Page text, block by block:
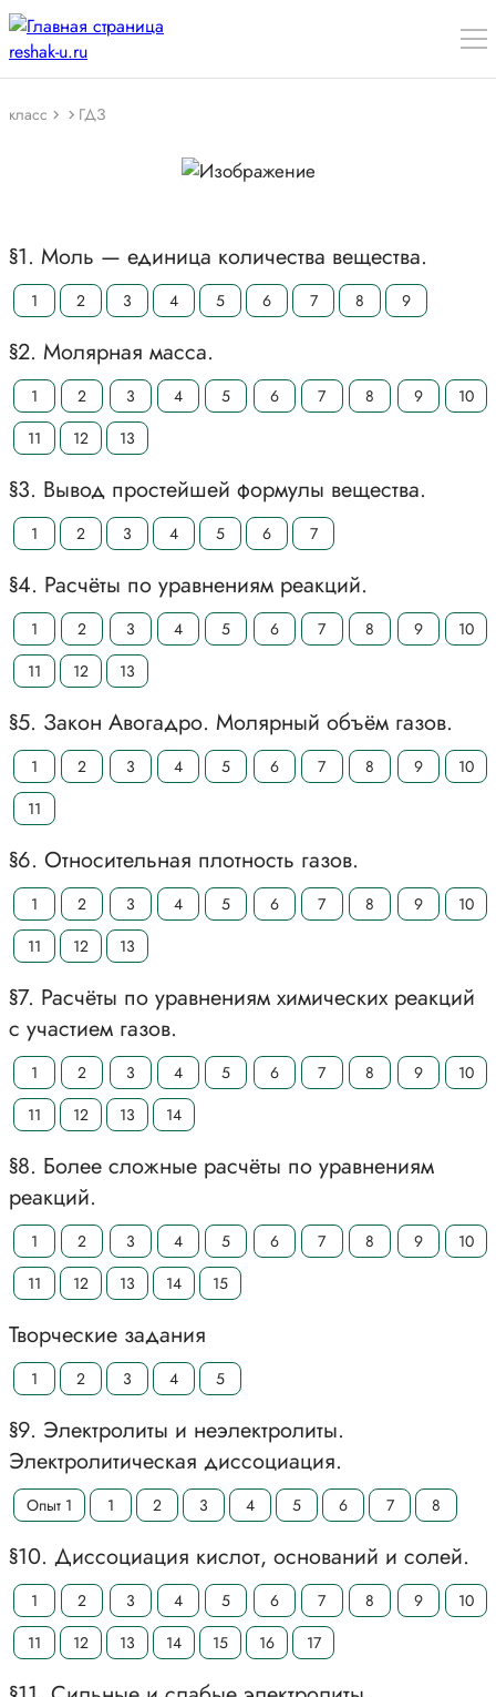
класс ГДЗ
§1. Моль — единица количества вещества.
1 2 3 4 5 6 7 8 9
§2. Молярная масса.
1 2 3 4 5 6 7 8 9
10
11
12 13
§3. Вывод простейшей формулы вещества.
1 2 3 4 5 6 7
§4. Расчёты по уравнениям реакций.
1 2 3 4 5 6 7 8 9
10
11
12 13
§5. Закон Авогадро. Молярный объём газов.
1 2 3 4 5 6 7 8 9
10
11
§6. Относительная плотность газов.
1 2 3 4 5 6 7 8 9
10
11
12 13
§7. Расчёты по уравнениям химических реакций
с участием газов.
1 2 3 4 5 6 7 8 9
10
11
12 13 14
§8. Более сложные расчёты по уравнениям
реакций.
1 2 3 4 5 6 7 8 9
10
11
12 13 14 15
Творческие задания
1 2 3 4 5
§9. Электролиты и неэлектролиты.
Электролитическая диссоциация.
Опыт 1 1 2 3 4 5 6 7 8
§10. Диссоциация кислот, оснований и солей.
1 2 3 4 5 6 7 8 9
10
11
12 13 14 15 16 17